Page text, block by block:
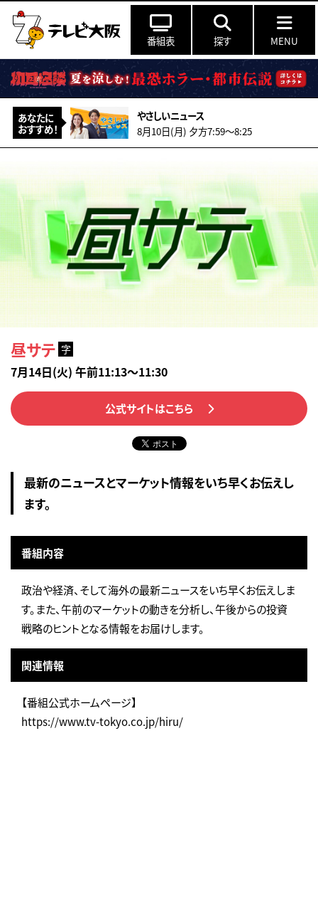
番組表 探す MENU
あなたに
おすすめ！
やさしいニュース
8月10日(月) 夕方7:59〜8:25
昼サテ 字
7月14日(火) 午前11:13～11:30
公式サイトはこちら
最新のニュースとマーケット情報をいち早くお伝えし
ます。
番組内容
政治や経済、そして海外の最新ニュースをいち早くお伝えしま
す。また、午前のマーケットの動きを分析し、午後からの投資
戦略のヒントとなる情報をお届けします。
関連情報
【番組公式ホームページ】
https://www.tv-tokyo.co.jp/hiru/